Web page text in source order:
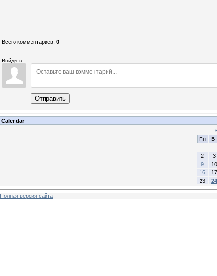
Всего комментариев: 0
Войдите:
Отправить
Calendar
«
Пн
Вт
2
3
9
10
16
17
23
24
Полная версия сайта